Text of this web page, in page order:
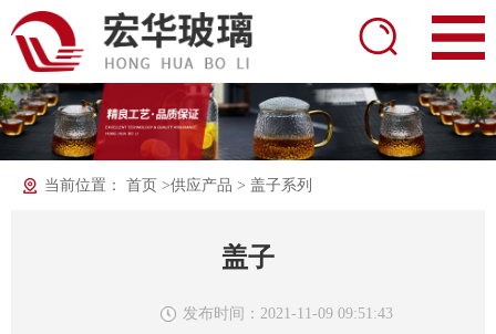
当前位置： 首页 >供应产品 > 盖子系列
盖子
发布时间：2021-11-09 09:51:43